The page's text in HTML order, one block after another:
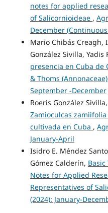
notes for applied
of Salicornioideae ,
December
Mario Chibás Creagh,
González Sivilla, Yadis
presencia en Cuba de
& Thoms (Annonaceae)
September -December
Roeris González
Zamioculcas
cultivada en Cuba ,
January-April
Isidro E. Méndez
Gómez Calderín,
Notes for Applied
Representatives of
(2024): January-